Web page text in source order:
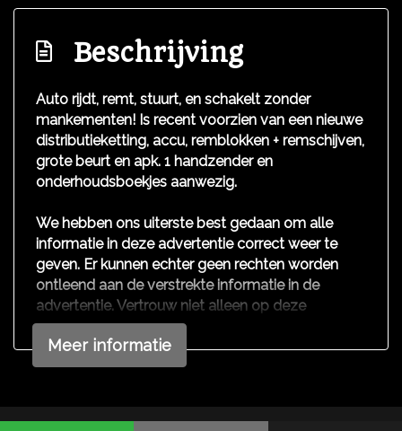
Bumpers in carrosseriekleur
Centrale vergrendeling
Beschrijving
Auto rijdt, remt, stuurt, en schakelt zonder
mankementen! Is recent voorzien van een nieuwe
distributieketting, accu, remblokken + remschijven,
grote beurt en apk. 1 handzender en
onderhoudsboekjes aanwezig.
We hebben ons uiterste best gedaan om alle
informatie in deze advertentie correct weer te
geven. Er kunnen echter geen rechten worden
ontleend aan de verstrekte informatie in de
advertentie. Vertrouw niet alleen op deze
informatie maar controleer altijd zelf de zaken
welke voor jouw belangrijk zijn en je beslissing
zouden kunnen beïnvloeden. Neem contact op
Meer informatie